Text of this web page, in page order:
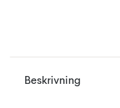
Beskrivning